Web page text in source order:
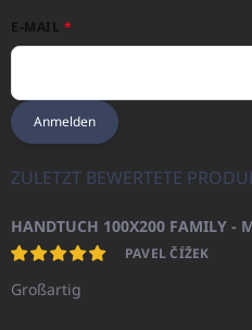
E-MAIL
Anmelden
ZULETZT BEWERTETE
HANDTUCH 100X200 FAMILY -
PAVEL ČÍŽEK
Großartig